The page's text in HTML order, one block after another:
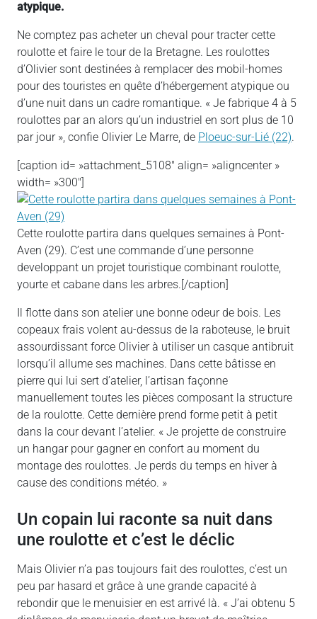
atypique.
Ne comptez pas acheter un cheval pour tracter cette
roulotte et faire le tour de la Bretagne. Les roulottes
d’Olivier sont destinées à remplacer des mobil-homes
pour des touristes en quête d’hébergement atypique ou
d’une nuit dans un cadre romantique. « Je fabrique 4 à 5
roulottes par an alors qu’un industriel en sort plus de 10
par jour », confie Olivier Le Marre, de Ploeuc-sur-Lié (22).
[caption id= »attachment_5108″ align= »aligncenter »
width= »300″]
Cette roulotte partira dans quelques semaines à Pont-
Aven (29). C’est une commande d’une personne
developpant un projet touristique combinant roulotte,
yourte et cabane dans les arbres.[/caption]
Il flotte dans son atelier une bonne odeur de bois. Les
copeaux frais volent au-dessus de la raboteuse, le bruit
assourdissant force Olivier à utiliser un casque antibruit
lorsqu’il allume ses machines. Dans cette bâtisse en
pierre qui lui sert d’atelier, l’artisan façonne
manuellement toutes les pièces composant la structure
de la roulotte. Cette dernière prend forme petit à petit
dans la cour devant l’atelier. « Je projette de construire
un hangar pour gagner en confort au moment du
montage des roulottes. Je perds du temps en hiver à
cause des conditions météo. »
Un copain lui raconte sa nuit dans
une roulotte et c’est le déclic
Mais Olivier n’a pas toujours fait des roulottes, c’est un
peu par hasard et grâce à une grande capacité à
rebondir que le menuisier en est arrivé là. « J’ai obtenu 5